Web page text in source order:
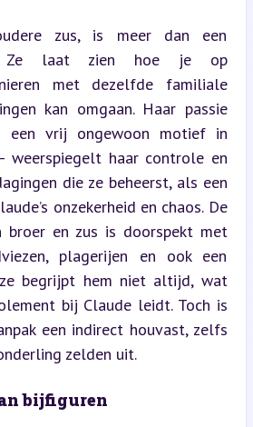
zus, is meer dan een
Ze laat zien hoe je op
met dezelfde familiale
kan omgaan. Haar passie
een vrij ongewoon motief in
weerspiegelt haar controle en
die ze beheerst, als een
onzekerheid en chaos. De
broer en zus is doorspekt met
plagerijen en ook een
begrijpt hem niet altijd, wat
bij Claude leidt. Toch is
een indirect houvast, zelfs
zelden uit.
bijfiguren